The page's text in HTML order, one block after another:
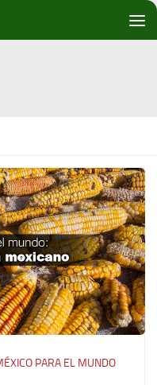
PARA EL MUNDO